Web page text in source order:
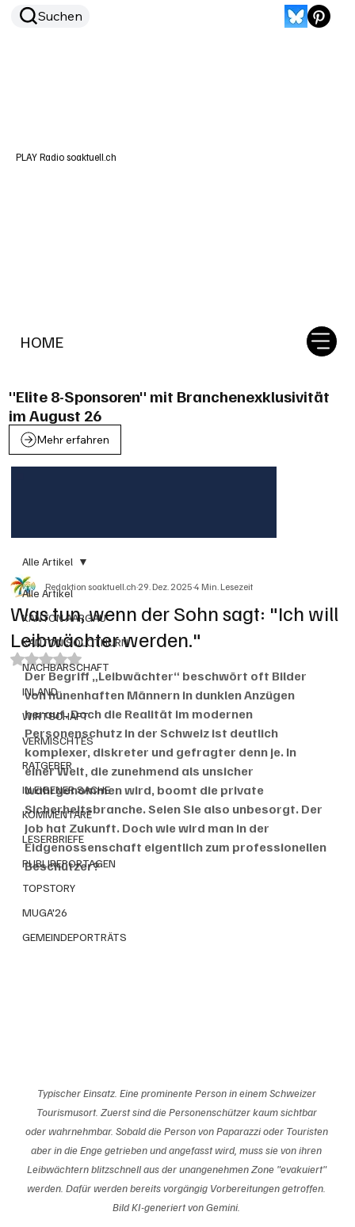
HOME
Suchen
PLAY Radio soaktuell.ch
"Elite 8-Sponsoren" mit Branchenexklusivität
im August 26
Mehr erfahren
Alle Artikel
KANTON AARGAU
KANTON SOLOTHURN
NACHBARSCHAFT
INLAND
WIRTSCHAFT
VERMISCHTES
RATGEBER
IN EIGENER SACHE
KOMMENTARE
LESERBRIEFE
PUBLIREPORTAGEN
TOPSTORY
MUGA'26
GEMEINDEPORTRÄTS
Alle Artikel
Was tun, wenn der Sohn sagt: "Ich will
Leibwächter werden."
Redaktion soaktuell.ch29. Dez. 20254 Min. Lesezeit
Mit NaN von 5 Sternen bewertet.
Der Begriff „Leibwächter“ beschwört oft Bilder
von hünenhaften Männern in dunklen Anzügen
herauf. Doch die Realität im modernen
Personenschutz in der Schweiz ist deutlich
komplexer, diskreter und gefragter denn je. In
einer Welt, die zunehmend als unsicher
wahrgenommen wird, boomt die private
Sicherheitsbranche. Seien Sie also unbesorgt. Der
Job hat Zukunft. Doch wie wird man in der
Eidgenossenschaft eigentlich zum professionellen
Beschützer?
Typischer Einsatz. Eine prominente Person in einem Schweizer
Tourismusort. Zuerst sind die Personenschützer kaum sichtbar
oder wahrnehmbar. Sobald die Person von Paparazzi oder Touristen
aber in die Enge getrieben und angefasst wird, muss sie von ihren
Leibwächtern blitzschnell aus der unangenehmen Zone "evakuiert"
werden. Dafür werden bereits vorgängig Vorbereitungen getroffen.
Bild KI-generiert von Gemini.